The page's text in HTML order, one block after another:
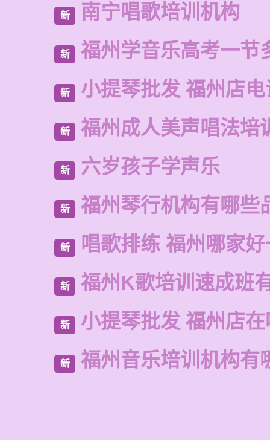
新 南宁唱歌培训机构
新 福州学音乐高考一节
新 小提琴批发 福州店电
新 福州成人美声唱法培
新 六岁孩子学声乐
新 福州琴行机构有哪些
新 唱歌排练 福州哪家
新 福州K歌培训速成班
新 小提琴批发 福州店
新 福州音乐培训机构有